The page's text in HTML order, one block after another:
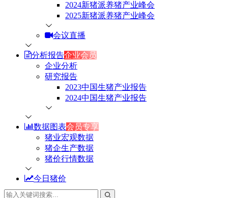
2024新猪派养猪产业峰会
2025新猪派养猪产业峰会
会议直播
分析报告企业会员
企业分析
研究报告
2023中国生猪产业报告
2024中国生猪产业报告
数据图表会员专享
猪业宏观数据
猪企生产数据
猪价行情数据
今日猪价